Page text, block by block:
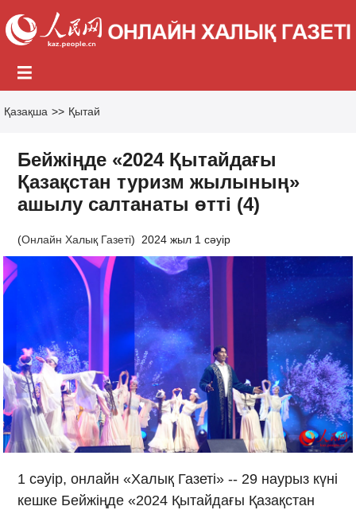
Қазақша >> Қытай
Бейжіңде «2024 Қытайдағы
Қазақстан туризм жылының»
ашылу салтанаты өтті (4)
(Онлайн Халық Газеті) 2024 жыл 1 сәуір
1 сәуір, онлайн «Халық Газеті» -- 29 наурыз күні
кешке Бейжіңде «2024 Қытайдағы Қазақстан